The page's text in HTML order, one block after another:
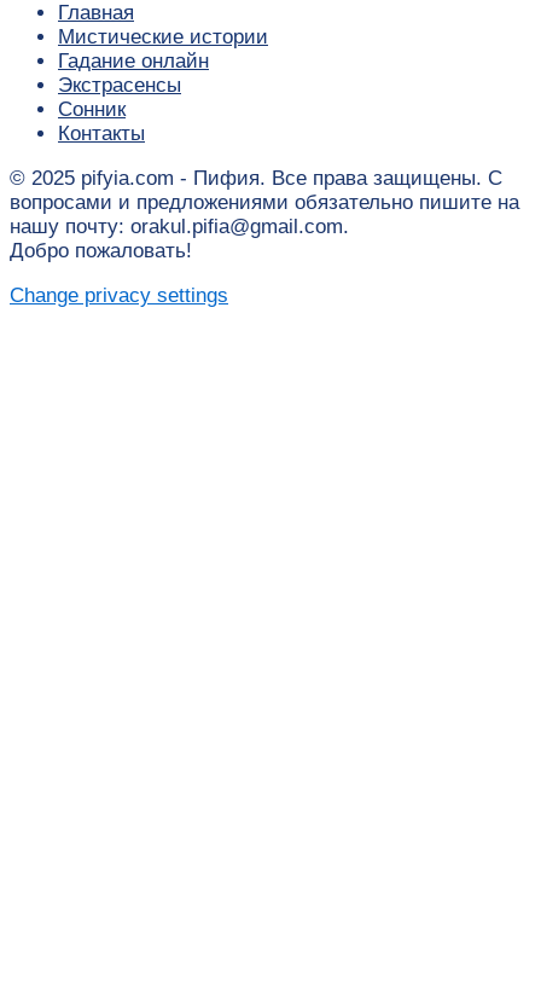
Главная
Мистические истории
Гадание онлайн
Экстрасенсы
Сонник
Контакты
© 2025 pifyia.com - Пифия. Все права защищены. С
вопросами и предложениями обязательно пишите на
нашу почту: orakul.pifia@gmail.com.
Добро пожаловать!
Change privacy settings